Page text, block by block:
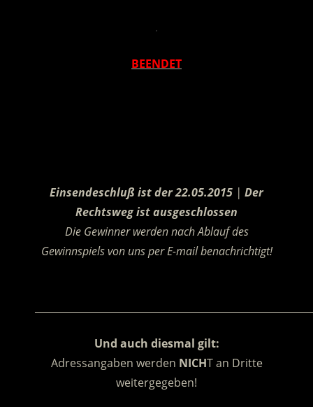
.
BEENDET
Einsendeschluß ist der 22.05.2015 | Der
Rechtsweg ist ausgeschlossen
Die Gewinner werden nach Ablauf des
Gewinnspiels von uns per E-mail benachrichtigt!
Und auch diesmal gilt:
Adressangaben werden NICHT an Dritte
weitergegeben!